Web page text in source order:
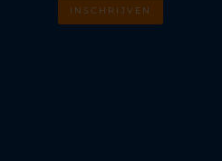
INSCHRIJVEN